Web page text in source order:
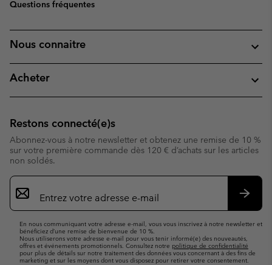
Questions fréquentes
Nous connaitre
Acheter
Restons connecté(e)s
Abonnez-vous à notre newsletter et obtenez une remise de 10 %
sur votre première commande dès 120 € d’achats sur les articles
non soldés.
Inscription
par
e-
En nous communiquant votre adresse e-mail, vous vous inscrivez à notre newsletter et
bénéficiez d’une remise de bienvenue de 10 %.
Nous utiliserons votre adresse e-mail pour vous tenir informé(e) des nouveautés,
offres et événements promotionnels. Consultez notre politique de confidentialité
pour plus de détails sur notre traitement des données vous concernant à des fins de
marketing et sur les moyens dont vous disposez pour retirer votre consentement.